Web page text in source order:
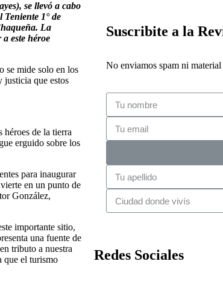
se llevó a cabo
Teniente 1° de
La
este héroe
se mide solo en los
que estos
héroes de la tierra
erguido sobre los
para inaugurar
en un punto de
González,
importante sitio,
una fuente de
tributo a nuestra
que el turismo
Suscribite a la
No enviamos spam ni
Redes Sociales